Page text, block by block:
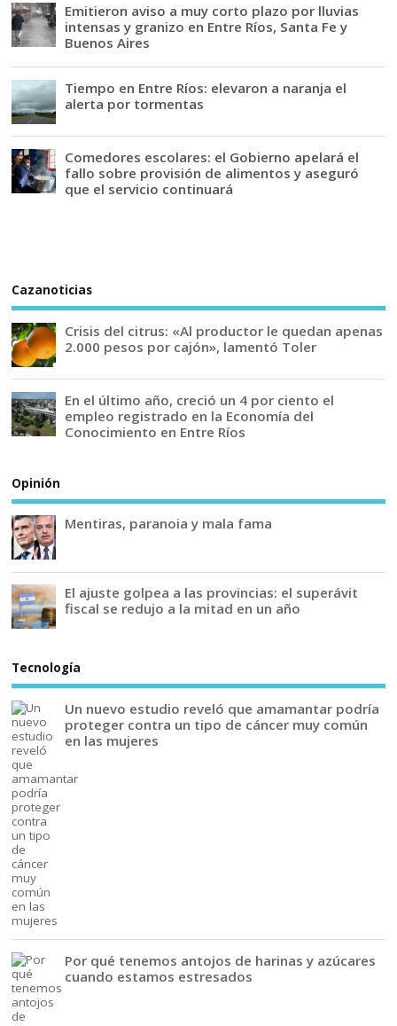
Emitieron aviso a muy corto plazo por lluvias
intensas y granizo en Entre Ríos, Santa Fe y
Buenos Aires
Tiempo en Entre Ríos: elevaron a naranja el
alerta por tormentas
Comedores escolares: el Gobierno apelará el
fallo sobre provisión de alimentos y aseguró
que el servicio continuará
Cazanoticias
Crisis del citrus: «Al productor le quedan apenas
2.000 pesos por cajón», lamentó Toler
En el último año, creció un 4 por ciento el
empleo registrado en la Economía del
Conocimiento en Entre Ríos
Opinión
Mentiras, paranoia y mala fama
El ajuste golpea a las provincias: el superávit
fiscal se redujo a la mitad en un año
Tecnología
Un nuevo estudio reveló que amamantar podría
proteger contra un tipo de cáncer muy común
en las mujeres
Por qué tenemos antojos de harinas y azúcares
cuando estamos estresados